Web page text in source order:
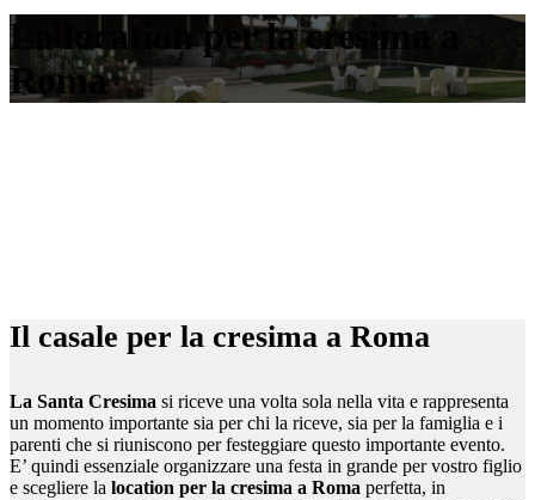
La location per la cresima a
Roma
Il casale per la cresima a Roma
La Santa Cresima si riceve una volta sola nella vita e rappresenta
un momento importante sia per chi la riceve, sia per la famiglia e i
parenti che si riuniscono per festeggiare questo importante evento.
E’ quindi essenziale organizzare una festa in grande per vostro figlio
e scegliere la location per la cresima a Roma perfetta, in